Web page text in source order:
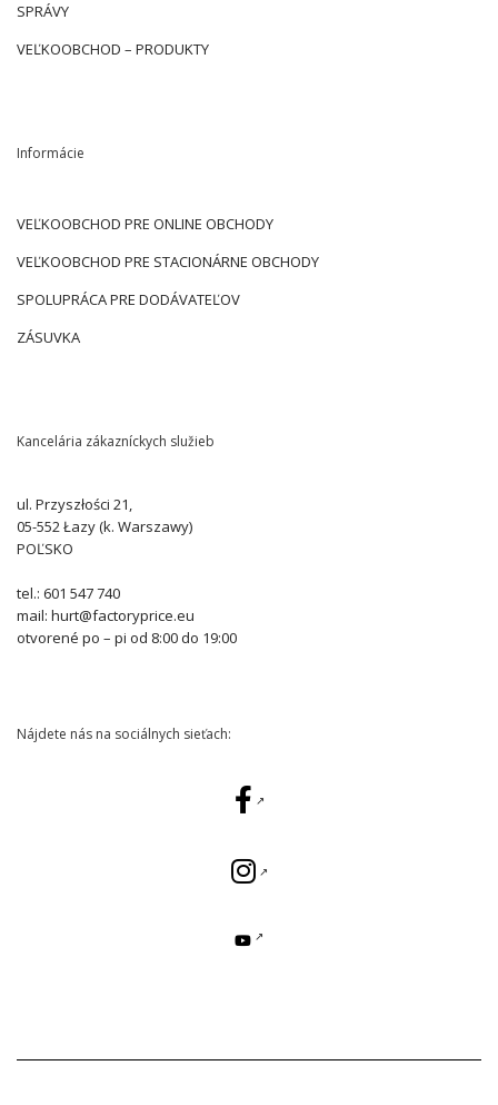
SPRÁVY
VEĽKOOBCHOD – PRODUKTY
Informácie
VEĽKOOBCHOD PRE ONLINE OBCHODY
VEĽKOOBCHOD PRE STACIONÁRNE OBCHODY
SPOLUPRÁCA PRE DODÁVATEĽOV
ZÁSUVKA
Kancelária zákazníckych služieb
ul. Przyszłości 21,
05-552 Łazy (k. Warszawy)
POĽSKO
tel.: 601 547 740
mail: hurt@factoryprice.eu
otvorené po – pi od 8:00 do 19:00
Nájdete nás na sociálnych sieťach: